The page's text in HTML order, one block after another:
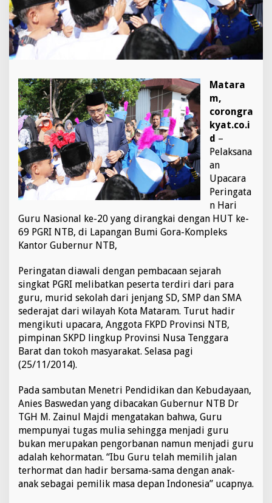
T
e
r
h
r
a
t
Matara
m,
corongra
kyat.co.i
d –
Pelaksana
an
Upacara
Peringata
n Hari
Guru Nasional ke-20 yang dirangkai dengan HUT ke-
69 PGRI NTB, di Lapangan Bumi Gora-Kompleks
Kantor Gubernur NTB,
Peringatan diawali dengan pembacaan sejarah
singkat PGRI melibatkan peserta terdiri dari para
guru, murid sekolah dari jenjang SD, SMP dan SMA
sederajat dari wilayah Kota Mataram. Turut hadir
mengikuti upacara, Anggota FKPD Provinsi NTB,
pimpinan SKPD lingkup Provinsi Nusa Tenggara
Barat dan tokoh masyarakat. Selasa pagi
(25/11/2014).
Pada sambutan Menetri Pendidikan dan Kebudayaan,
Anies Baswedan yang dibacakan Gubernur NTB Dr
TGH M. Zainul Majdi mengatakan bahwa, Guru
mempunyai tugas mulia sehingga menjadi guru
bukan merupakan pengorbanan namun menjadi guru
adalah kehormatan. “Ibu Guru telah memilih jalan
terhormat dan hadir bersama-sama dengan anak-
anak sebagai pemilik masa depan Indonesia” ucapnya.